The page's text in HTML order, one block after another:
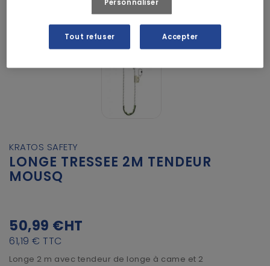
KRATOS SAFETY
LONGE TRESSEE 2M TENDEUR
MOUSQ
50,99 €HT
61,19 € TTC
Longe 2 m avec tendeur de longe à came et 2
Personnaliser
Tout refuser Accepter